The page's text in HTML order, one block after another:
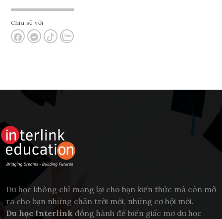
Chia sẻ với
Du học không chỉ mang lại cho bạn kiến thức mà còn mở
ra cho bạn những chân trời mới, những cơ hội mới.
Du học Interlink đồng hành để biến giấc mơ du học